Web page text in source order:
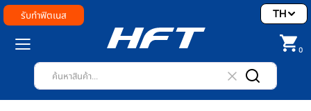
รับทำฟิตเนส
0
TH